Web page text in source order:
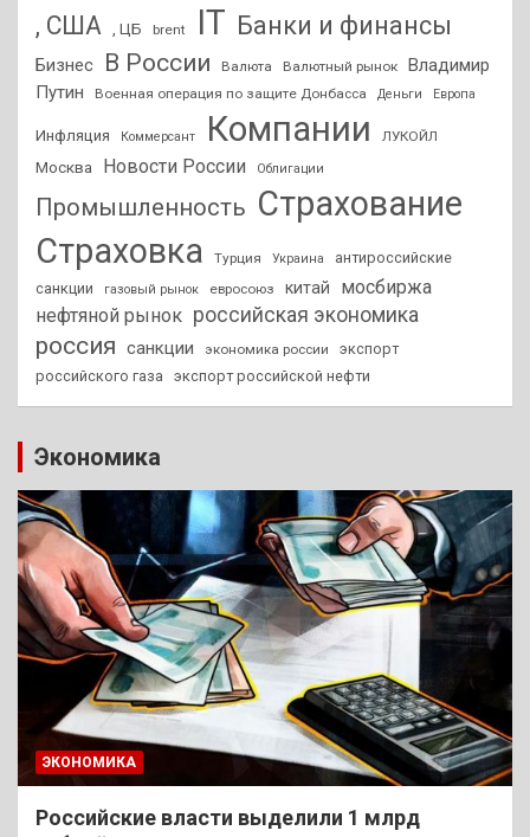
, США , ЦБ brent IT Банки и финансы
Бизнес В России Валюта Валютный рынок
Владимир
Путин
Военная операция по защите Донбасса Деньги Европа
Инфляция Коммерсант Компании ЛУКОЙЛ
Москва Новости России Облигации
Промышленность Страхование
Страховка
Турция Украина
антироссийские
санкции
газовый рынок евросоюз китай
мосбиржа
нефтяной рынок российская экономика
россия санкции экономика россии
экспорт
российского газа
экспорт российской нефти
Экономика
ЭКОНОМИКА
Российские власти выделили 1 млрд